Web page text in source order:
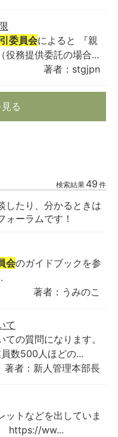
委員会によると 『親
役務提供委託の場合...
著者：stgjpn
る
検索結果 49 件
したり、分かるときは
ーラムです！
会のガイドブックを参
著者：うみのこ
て
の質問になります。
数500人ほどの...
著者：新人管理本部長
ットなどを出していま
https://ww...